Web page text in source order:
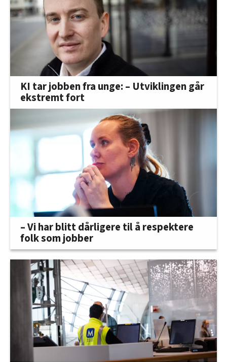
KI tar jobben fra unge: – Utviklingen går
ekstremt fort
– Vi har blitt dårligere til å respektere
folk som jobber